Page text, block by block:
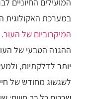
במערכת האקולוגית
המיקרוביום של העור
ההגנה הטבעי של
יותר לדלקתיות,
לשגשוג מחודש של